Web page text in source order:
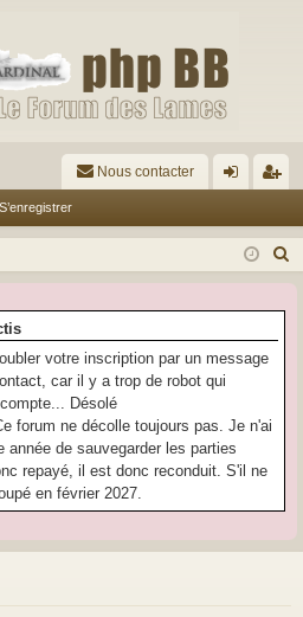
Nous contacter
ne
on
nr
ist
S’enregistrer
votre inscription par un message
car il y a trop de robot qui
Désolé
forum ne décolle toujours pas. Je n'ai
année de sauvegarder les parties
repayé, il est donc reconduit. S'il ne
en février 2027.